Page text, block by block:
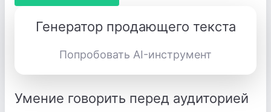
Генератор продающего текста
Попробовать AI-инструмент
Умение говорить перед аудиторией